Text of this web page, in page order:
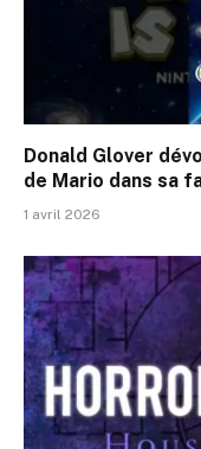
Donald Glover
de Mario dans sa
1 avril 2026